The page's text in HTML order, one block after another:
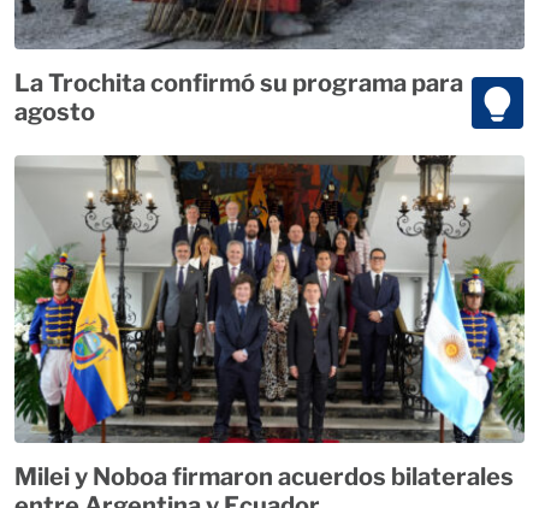
La Trochita confirmó su programa para
agosto
Milei y Noboa firmaron acuerdos bilaterales